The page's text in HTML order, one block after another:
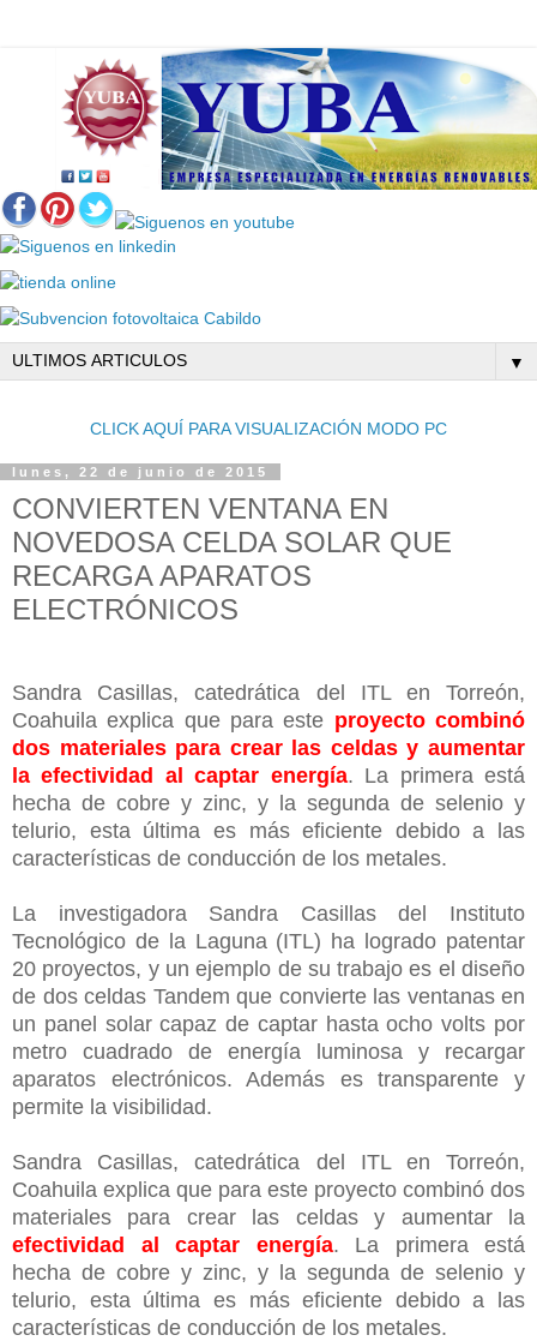
▼
CLICK AQUÍ PARA VISUALIZACIÓN MODO PC
lunes, 22 de junio de 2015
CONVIERTEN VENTANA EN
NOVEDOSA CELDA SOLAR QUE
RECARGA APARATOS
ELECTRÓNICOS
Sandra Casillas, catedrática del ITL en Torreón,
Coahuila explica que para este proyecto combinó
dos materiales para crear las celdas y aumentar
la efectividad al captar energía. La primera está
hecha de cobre y zinc, y la segunda de selenio y
telurio, esta última es más eficiente debido a las
características de conducción de los metales.
La investigadora Sandra Casillas del Instituto
Tecnológico de la Laguna (ITL) ha logrado patentar
20 proyectos, y un ejemplo de su trabajo es el diseño
de dos celdas Tandem que convierte las ventanas en
un panel solar capaz de captar hasta ocho volts por
metro cuadrado de energía luminosa y recargar
aparatos electrónicos. Además es transparente y
permite la visibilidad.
Sandra Casillas, catedrática del ITL en Torreón,
Coahuila explica que para este proyecto combinó dos
materiales para crear las celdas y aumentar la
efectividad al captar energía. La primera está
hecha de cobre y zinc, y la segunda de selenio y
telurio, esta última es más eficiente debido a las
características de conducción de los metales.